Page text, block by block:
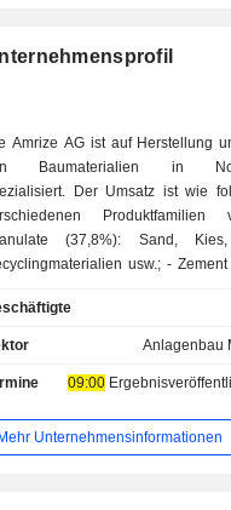
Amrize AG ist auf Herstellung
Baumaterialien in
Der Umsatz ist wie
Produktfamilien
(37,8%): Sand, Kies,
usw.; - Zement (35,5%); -
technische
(Dächer,
Umsatzverteilung
und sonstige (0,3%).
Anlagenbau
09:00
Unternehmensinformationen